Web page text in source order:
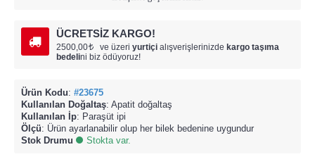
ÜCRETSİZ KARGO!
2500,00 ve üzeri yurtiçi alışverişlerinizde kargo taşıma
bedelini biz ödüyoruz!
Ürün Kodu: #23675
Kullanılan Doğaltaş: Apatit doğaltaş
Kullanılan İp: Paraşüt ipi
Ölçü: Ürün ayarlanabilir olup her bilek bedenine uygundur
Stok Drumu
Stokta var.